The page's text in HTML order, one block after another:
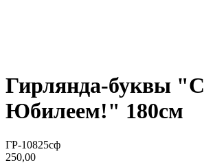
Гирлянда-буквы "С
Юбилеем!" 180см
ГР-10825сф
250,00